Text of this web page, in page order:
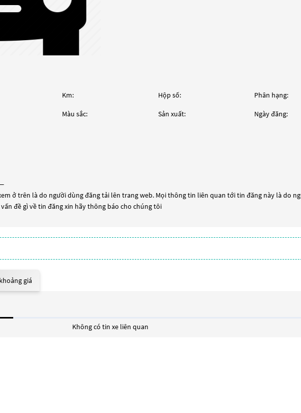
Km: Hộp số: Phân hạng:
Màu sắc: Sản xuất: Ngày đăng:
ở trên là do người dùng đăng tải lên trang web. Mọi thông tin liên quan tới tin đăng này là do
đề gì về tin đăng xin hãy thông báo cho chúng tôi
giá
Không có tin xe liên quan